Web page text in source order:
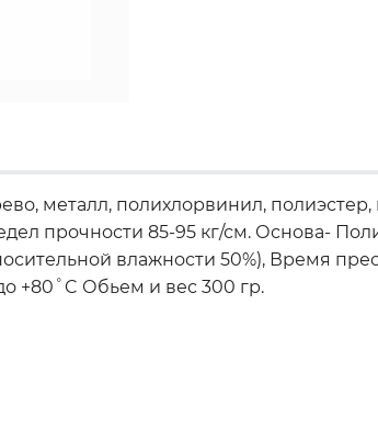
металл, полихлорвинил,
прочности 85-95 кг/см. Основа-
влажности 50%), Время
+80˚C Обьем и вес 300 гр.